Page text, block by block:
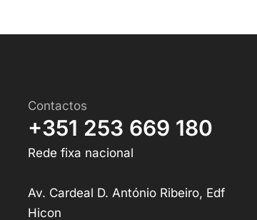
Contactos
+351 253 669 180
Rede fixa nacional
Av. Cardeal D. António Ribeiro, Edf
Hicon